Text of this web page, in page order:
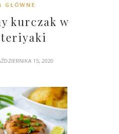
GŁÓWNE
kurczak w
15, 2020